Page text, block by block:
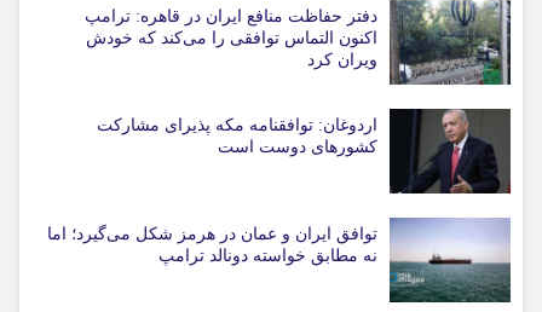
دفتر حفاظت منافع ایران در قاهره: ترامپ
اکنون التماس توافقی را می‌کند که خودش
ویران کرد
اردوغان: توافقنامه مکه پذیرای مشارکت
کشورهای دوست است
توافق ایران و عمان در هرمز شکل می‌گیرد؛ اما
نه مطابق خواسته دونالد ترامپ